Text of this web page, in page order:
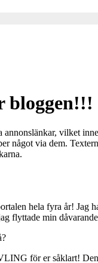
bloggen!!!
annonslänkar, vilket
något via dem.
hela fyra år! Jag
flyttade min
för er såklart!